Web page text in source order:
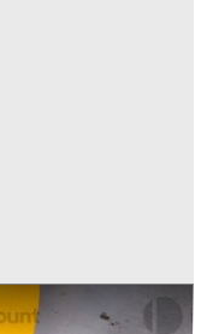
miniescavatore